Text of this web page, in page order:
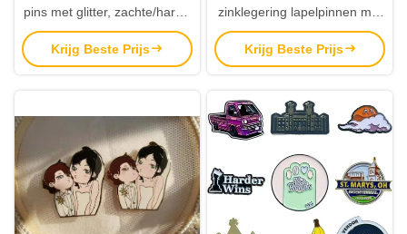
pins met glitter, zachte/harde
afwerking en schattig cartoon
anime design.
Krijg Beste Prijs
zinklegering lapelpinnen met
een dikte van 2 mm tot 3 mm
en een zachte
emailafwerking voor
Krijg Beste Prijs